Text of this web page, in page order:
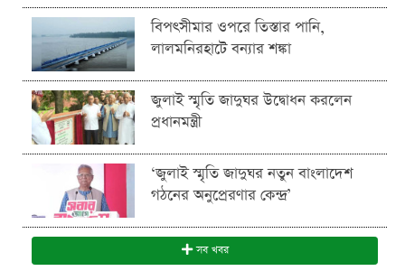
বিপৎসীমার ওপরে তিস্তার পানি,
লালমনিরহাটে বন্যার শঙ্কা
জুলাই স্মৃতি জাদুঘর উদ্বোধন করলেন
প্রধানমন্ত্রী
‘জুলাই স্মৃতি জাদুঘর নতুন বাংলাদেশ
গঠনের অনুপ্রেরণার কেন্দ্র’
সব খবর